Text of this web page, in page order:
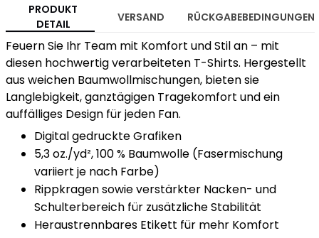
PRODUKT
DETAIL
VERSAND RÜCKGABEBEDINGUNGEN
Feuern Sie Ihr Team mit Komfort und Stil an – mit
diesen hochwertig verarbeiteten T-Shirts. Hergestellt
aus weichen Baumwollmischungen, bieten sie
Langlebigkeit, ganztägigen Tragekomfort und ein
auffälliges Design für jeden Fan.
Digital gedruckte Grafiken
5,3 oz./yd², 100 % Baumwolle (Fasermischung
variiert je nach Farbe)
Rippkragen sowie verstärkter Nacken- und
Schulterbereich für zusätzliche Stabilität
Heraustrennbares Etikett für mehr Komfort